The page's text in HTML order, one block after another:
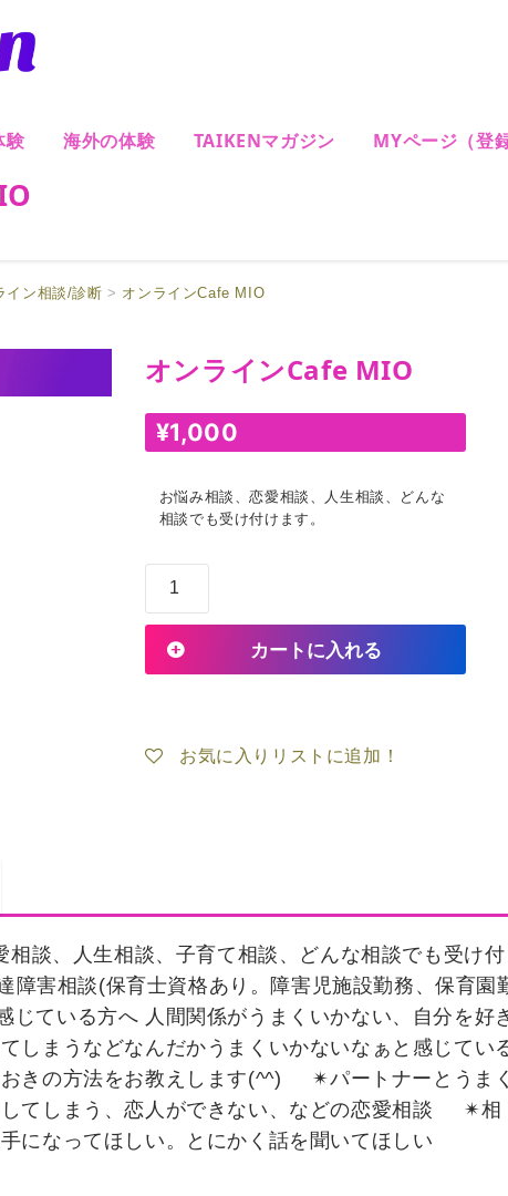
験 海外の体験 TAIKENマガジン MYページ（登
イン相談/診断 > オンラインCafe MIO
オンラインCafe MIO
¥1,000
お悩み相談、恋愛相談、人生相談、どんな
相談でも受け付けます。
カートに入れる
お気に入りリストに追加！
相談、人生相談、子育て相談、どんな相談でも受け付
害相談(保育士資格あり。障害児施設勤務、保育園
ている方へ 人間関係がうまくいかない、自分を好
しまうなどなんだかうまくいかないなぁと感じてい
おきの方法をお教えします(^^) ✴︎パートナーとうま
してしまう、恋人ができない、などの恋愛相談 ✴︎相
になってほしい。とにかく話を聞いてほしい